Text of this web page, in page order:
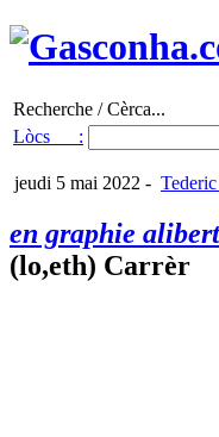
Recherche / Cèrca...
Lòcs :
jeudi 5 mai 2022 -
en graphie
(lo,eth) Carrèr